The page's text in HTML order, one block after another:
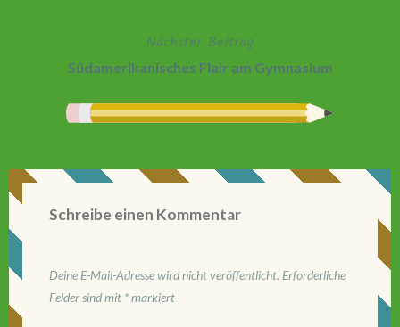
Nächster Beitrag
Südamerikanisches Flair am Gymnasium
Schreibe einen Kommentar
Deine E-Mail-Adresse wird nicht veröffentlicht. Erforderliche
Felder sind mit *markiert